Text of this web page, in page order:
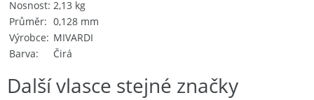
Nosnost 2,13 kg
Průměr
0,128 mm
Výrobce
MIVARDI
Barva
Čirá
Další vlasce stejné značky